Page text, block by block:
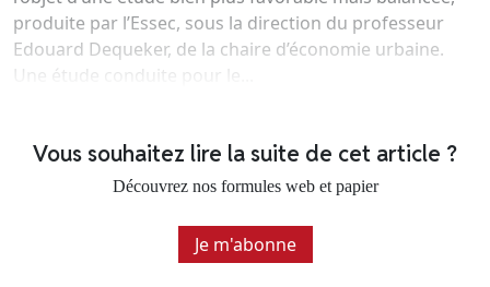
produite par l’Essec, sous la direction du professeur
Edouard Dequeker, de la chaire d’économie urbaine.
Une étude conduite pour le...
Vous souhaitez lire la suite de cet article ?
Découvrez nos formules web et papier
Je m'abonne